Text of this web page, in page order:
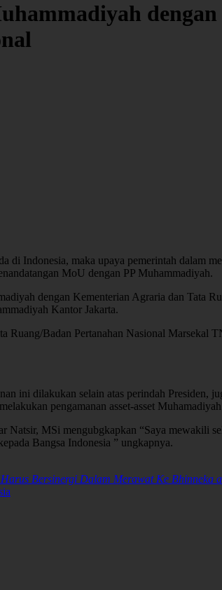
di Indonesia, maka upaya pemerintah dalam
MoU dengan PP Muhammadiyah.
dengan Kementerian Agraria dan Tata
Kantor Jakarta.
Ruang/Badan Pertanahan Nasional
ini dilakukan selain atas perindah Presiden,
pengamanan asset-asset
MSi mengubgkapkan “Saya mewakili
Bangsa Indonesia ” ungkapnya.
Bersinergi Dalam Merawat Ke Bhinneka